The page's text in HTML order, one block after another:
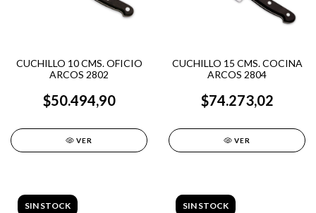
CUCHILLO 10 CMS. OFICIO
ARCOS 2802
$50.494,90
VER
CUCHILLO 15 CMS. COCINA
ARCOS 2804
$74.273,02
VER
SIN STOCK SIN STOCK